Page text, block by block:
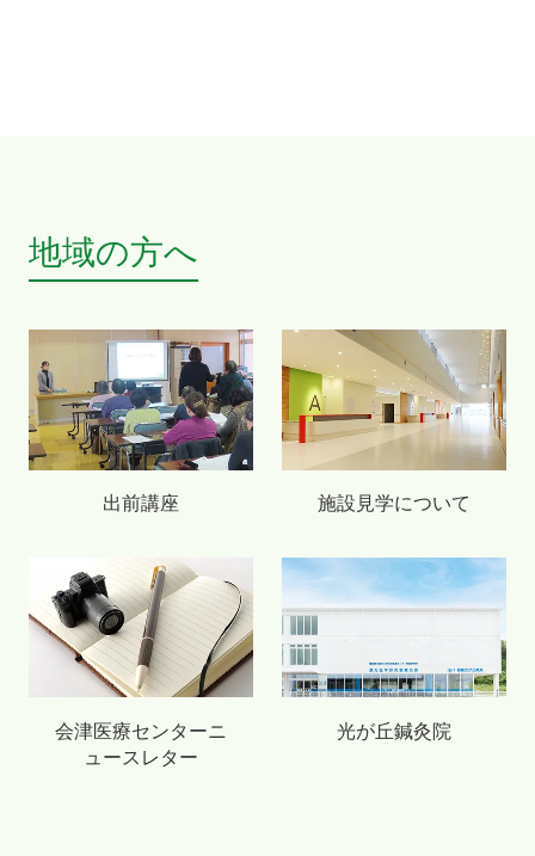
地域の方へ
出前講座 施設見学について
会津医療センターニ
ュースレター
光が丘鍼灸院